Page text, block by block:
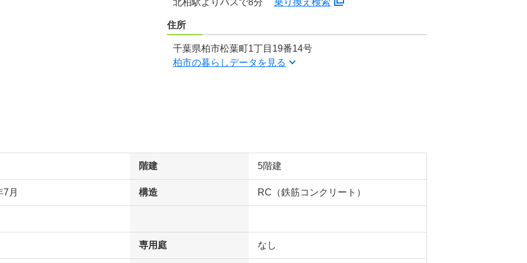
北柏駅よりバスで8分 乗り換え検索
住所
千葉県柏市松葉町1丁目19番14号
柏市の暮らしデータを見る
階建 5階建
7月 構造 RC（鉄筋コンクリート）
専用庭 なし